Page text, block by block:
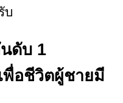
บ
ดับ 1
อชีวิตผู้ชายมี